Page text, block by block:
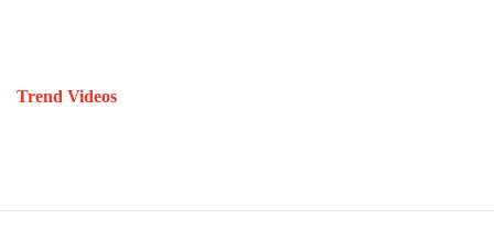
Trend Videos